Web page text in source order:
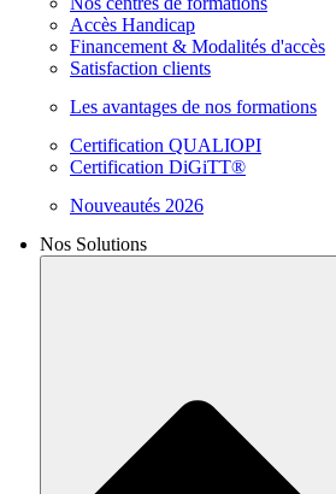
Accès Handicap
Financement & Modalités d'accès
Satisfaction clients
Les avantages de nos formations
Certification QUALIOPI
Certification DiGiTT®
Nouveautés 2026
Nos Solutions